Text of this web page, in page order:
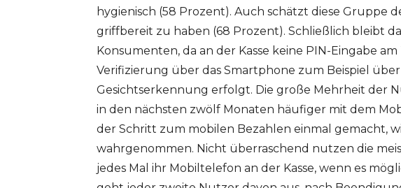
hygienisch (58 Prozent). Auch schätzt diese Gruppe
griffbereit zu haben (68 Prozent). Schließlich bleibt
Konsumenten, da an der Kasse keine PIN-Eingabe
Verifizierung über das Smartphone zum Beispiel
Gesichtserkennung erfolgt. Die große Mehrheit der
in den nächsten zwölf Monaten häufiger mit dem
der Schritt zum mobilen Bezahlen einmal gemacht,
wahrgenommen. Nicht überraschend nutzen die
jedes Mal ihr Mobiltelefon an der Kasse, wenn es